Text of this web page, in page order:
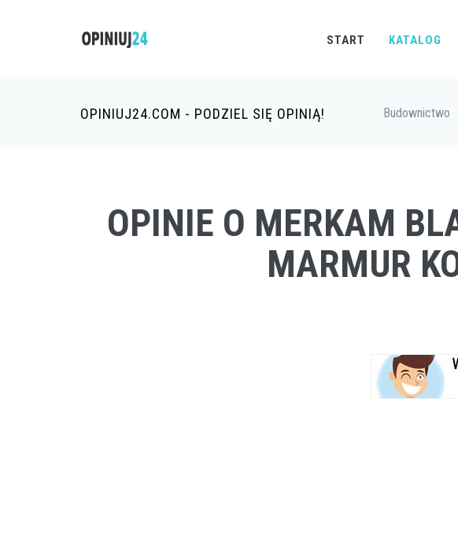
START KATALOG
OPINIUJ24.COM - PODZIEL SIĘ OPINIĄ! Budownictwo
OPINIE O MERKAM
MARMUR